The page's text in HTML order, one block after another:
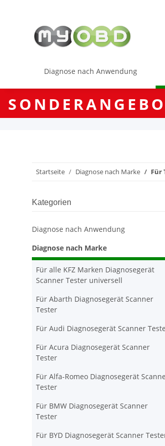
Diagnose nach Anwendung
Startseite Diagnose nach Marke Für
Kategorien
Diagnose nach Anwendung
Diagnose nach Marke
Für alle KFZ Marken Diagnosegerät
Scanner Tester universell
Für Abarth Diagnosegerät Scanner
Tester
Für Audi Diagnosegerät Scanner
Für Acura Diagnosegerät Scanner
Tester
Für Alfa-Romeo Diagnosegerät
Tester
Für BMW Diagnosegerät Scanner
Tester
Für BYD Diagnosegerät Scanner